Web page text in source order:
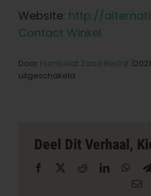
Website: http://
Contact Winkel
Door Humboldt Zaad Bedrijf
uitgeschakeld
in
Santa
Deel Dit Verhaal,
Facebook RedditLinkedIn
E-